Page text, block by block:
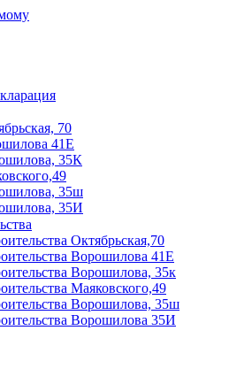
70
41Е
35К
35ш
35И
Октябрьская,70
Ворошилова 41Е
Ворошилова, 35к
Маяковского,49
Ворошилова, 35ш
Ворошилова 35И